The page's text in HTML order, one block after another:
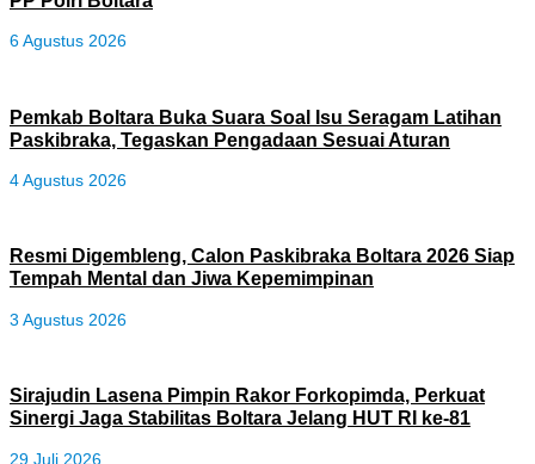
6 Agustus 2026
Pemkab Boltara Buka Suara Soal Isu Seragam Latihan
Paskibraka, Tegaskan Pengadaan Sesuai Aturan
4 Agustus 2026
Resmi Digembleng, Calon Paskibraka Boltara 2026 Siap
Tempah Mental dan Jiwa Kepemimpinan
3 Agustus 2026
Sirajudin Lasena Pimpin Rakor Forkopimda, Perkuat
Sinergi Jaga Stabilitas Boltara Jelang HUT RI ke-81
29 Juli 2026